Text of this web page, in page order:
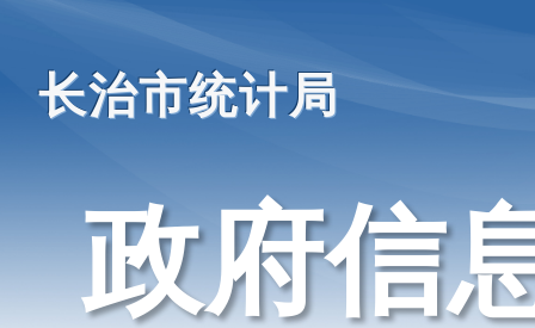
长治市统计局
政府信